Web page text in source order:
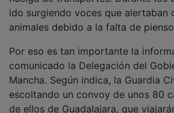
huelga de transportes. Durante los
ido surgiendo voces que alertaban
animales debido a la falta de pienso.
Por eso es tan importante la
comunicado la Delegación del
Mancha. Según indica, la Guardia
escoltando un convoy de unos 80